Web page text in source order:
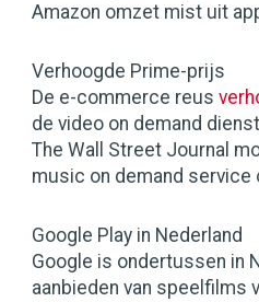
Amazon omzet mist uit
Verhoogde Prime-prijs
De e-commerce reus
de video on demand
The Wall Street Journal
music on demand service
Google Play in Nederland
Google is ondertussen in
aanbieden van speelfilms